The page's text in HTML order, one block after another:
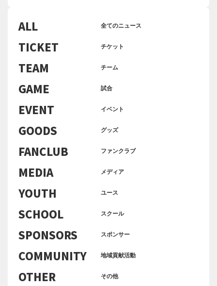
ALL 全てのニュース
TICKET チケット
TEAM チーム
GAME 試合
EVENT イベント
GOODS グッズ
FANCLUB ファンクラブ
MEDIA メディア
YOUTH ユース
SCHOOL スクール
SPONSORS スポンサー
COMMUNITY 地域貢献活動
OTHER その他